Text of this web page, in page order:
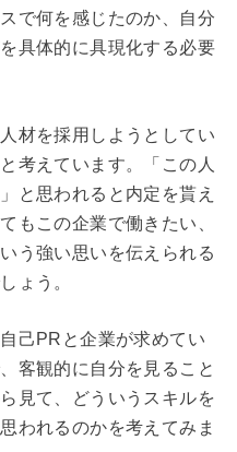
で何を感じたのか、自分
具体的に具現化する必要
材を採用しようとしてい
考えています。「この人
と思われると内定を貰え
もこの企業で働きたい、
う強い思いを伝えられる
ょう。
己PRと企業が求めてい
客観的に自分を見ること
見て、どういうスキルを
われるのかを考えてみま